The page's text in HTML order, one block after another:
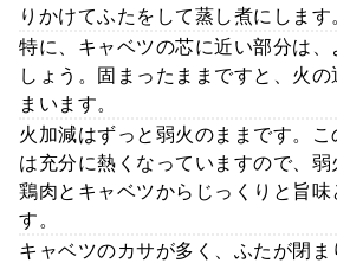
りかけてふたをして蒸し煮にします
特に、キャベツの芯に近い部分は、
しょう。固まったままですと、火
まいます。
火加減はずっと弱火のままです。
は充分に熱くなっていますので、弱
鶏肉とキャベツからじっくりと旨味
す。
キャベツのカサが多く、ふたが閉